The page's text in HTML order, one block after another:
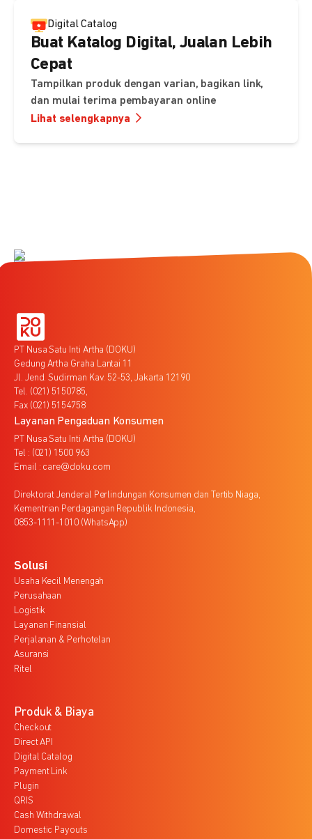
Digital Catalog
Buat Katalog Digital, Jualan Lebih
Cepat
Tampilkan produk dengan varian, bagikan link,
dan mulai terima pembayaran online
Lihat selengkapnya
PT Nusa Satu Inti Artha (DOKU)
Gedung Artha Graha Lantai 11
Jl. Jend. Sudirman Kav. 52-53, Jakarta 12190
Tel. (021) 5150785,
Fax (021) 5154758
Layanan Pengaduan Konsumen
PT Nusa Satu Inti Artha (DOKU)
Tel : (021) 1500 963
Email : care@doku.com
Direktorat Jenderal Perlindungan Konsumen dan Tertib Niaga,
Kementrian Perdagangan Republik Indonesia,
0853-1111-1010 (WhatsApp)
Solusi
Usaha Kecil Menengah
Perusahaan
Logistik
Layanan Finansial
Perjalanan & Perhotelan
Asuransi
Ritel
Produk & Biaya
Checkout
Direct API
Digital Catalog
Payment Link
Plugin
QRIS
Cash Withdrawal
Domestic Payouts